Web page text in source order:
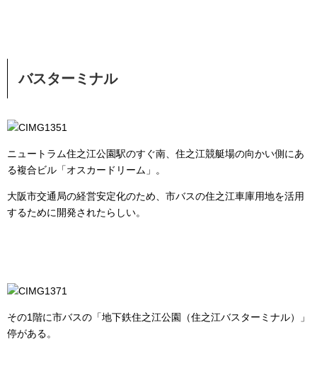
バスターミナル
ニュートラム住之江公園駅のすぐ南、住之江競艇場の向かい側にあ
る複合ビル「オスカードリーム」。
大阪市交通局の経営安定化のため、市バスの住之江車庫用地を活用
するために開発されたらしい。
その1階に市バスの「地下鉄住之江公園（住之江バスターミナル）」
停がある。